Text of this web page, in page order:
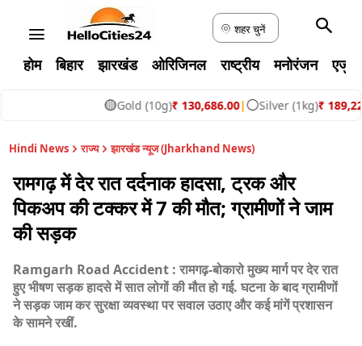
शहर चुनें
होम बिहार झारखंड ओरिजिनल राष्ट्रीय मनोरंजन
Gold (10g)₹ 130,686.00|⚪Silver (1kg)₹ 189,229.65|
Hindi News राज्य झारखंड न्यूज (Jharkhand News)
रामगढ़ में देर रात दर्दनाक हादसा, ट्रक और
पिकअप की टक्कर में 7 की मौत; ग्रामीणों ने जाम
की सड़क
Ramgarh Road Accident : रामगढ़-बोकारो मुख्य मार्ग पर देर रात
हुए भीषण सड़क हादसे में सात लोगों की मौत हो गई. घटना के बाद ग्रामीणों
ने सड़क जाम कर सुरक्षा व्यवस्था पर सवाल उठाए और कई मांगें प्रशासन
के सामने रखीं.